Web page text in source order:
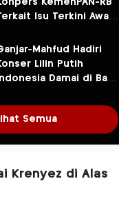
Isu Terkini Awal
Mahfud Hadiri
Lilin Putih
Indonesia Damai di Balai
Semua
Krenyez di Alas